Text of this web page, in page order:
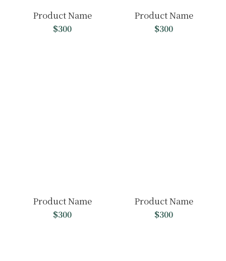
Product Name
$300
Product Name
$300
Product Name
$300
Product Name
$300